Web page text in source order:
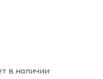
в наличии